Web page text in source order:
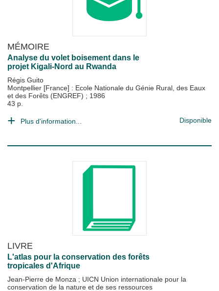
MÉMOIRE
Analyse du volet boisement dans le
projet Kigali-Nord au Rwanda
Régis Guito
Montpellier [France] : Ecole Nationale du Génie Rural, des Eaux
et des Forêts (ENGREF) ; 1986
43 p.
Plus d'information... Disponible
LIVRE
L'atlas pour la conservation des forêts
tropicales d'Afrique
Jean-Pierre de Monza ; UICN Union internationale pour la
conservation de la nature et de ses ressources